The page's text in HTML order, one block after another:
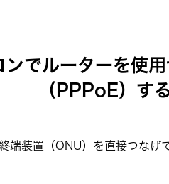
でルーターを使用
（PPPoE）す
端装置（ONU）を直接つなげ